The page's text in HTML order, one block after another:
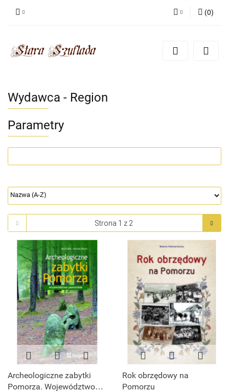
Zarejestruj się
(0)
Wydawca - Region
Parametry
Archeologiczne zabytki
Pomorza. Województwo
Rok obrzędowy na
Pomorzu